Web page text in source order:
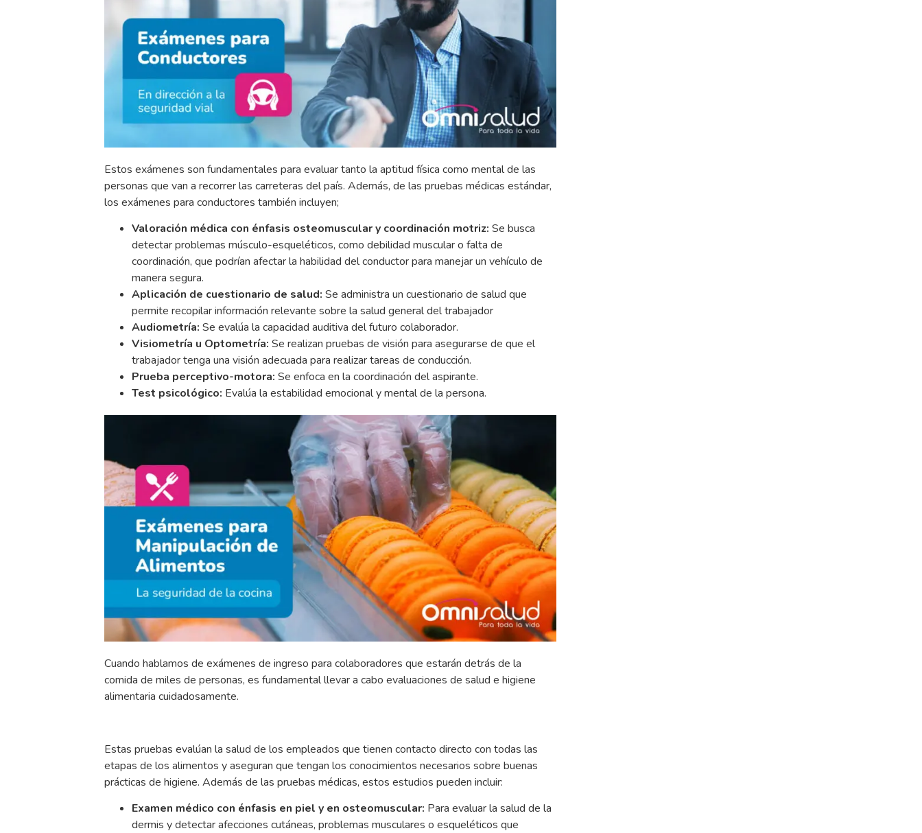
Estos exámenes son fundamentales para evaluar tanto la aptitud física como mental de las
personas que van a recorrer las carreteras del país. Además, de las pruebas médicas estándar,
los exámenes para conductores también incluyen;
Valoración médica con énfasis osteomuscular y coordinación motriz: Se busca
detectar problemas músculo-esqueléticos, como debilidad muscular o falta de
coordinación, que podrían afectar la habilidad del conductor para manejar un vehículo de
manera segura.
Aplicación de cuestionario de salud: Se administra un cuestionario de salud que
permite recopilar información relevante sobre la salud general del trabajador
Audiometría: Se evalúa la capacidad auditiva del futuro colaborador.
Visiometría u Optometría: Se realizan pruebas de visión para asegurarse de que el
trabajador tenga una visión adecuada para realizar tareas de conducción.
Prueba perceptivo-motora: Se enfoca en la coordinación del aspirante.
Test psicológico: Evalúa la estabilidad emocional y mental de la persona.
Cuando hablamos de exámenes de ingreso para colaboradores que estarán detrás de la
comida de miles de personas, es fundamental llevar a cabo evaluaciones de salud e higiene
alimentaria cuidadosamente.
Estas pruebas evalúan la salud de los empleados que tienen contacto directo con todas las
etapas de los alimentos y aseguran que tengan los conocimientos necesarios sobre buenas
prácticas de higiene. Además de las pruebas médicas, estos estudios pueden incluir:
Examen médico con énfasis en piel y en osteomuscular: Para evaluar la salud de la
dermis y detectar afecciones cutáneas, problemas musculares o esqueléticos que